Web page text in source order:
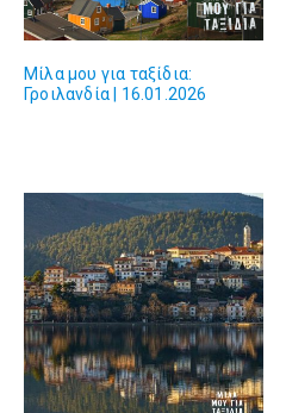
Μίλα μου για ταξίδια:
Γροιλανδία | 16.01.2026